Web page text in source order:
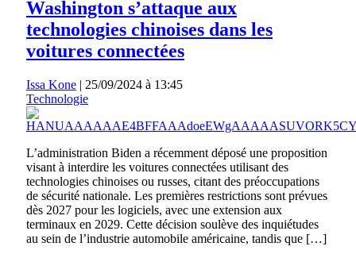
Washington s’attaque aux
technologies chinoises dans les
voitures connectées
Issa Kone | 25/09/2024 à 13:45
Technologie
L’administration Biden a récemment déposé une proposition
visant à interdire les voitures connectées utilisant des
technologies chinoises ou russes, citant des préoccupations
de sécurité nationale. Les premières restrictions sont prévues
dès 2027 pour les logiciels, avec une extension aux
terminaux en 2029. Cette décision soulève des inquiétudes
au sein de l’industrie automobile américaine, tandis que […]